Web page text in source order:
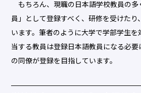
もちろん、現職の日本語学校教員の多
員」として登録すべく、研修を受けたり
います。筆者のように大学で学部学生を
当する教員は登録日本語教員になる必要
の同僚が登録を目指しています。